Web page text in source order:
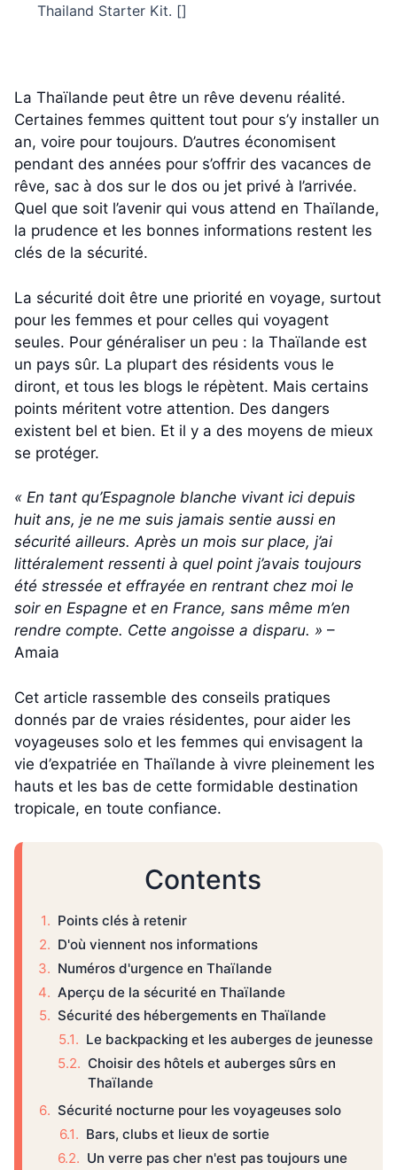
Thailand Starter Kit. []
La Thaïlande peut être un rêve devenu réalité.
Certaines femmes quittent tout pour s’y installer un
an, voire pour toujours. D’autres économisent
pendant des années pour s’offrir des vacances de
rêve, sac à dos sur le dos ou jet privé à l’arrivée.
Quel que soit l’avenir qui vous attend en Thaïlande,
la prudence et les bonnes informations restent les
clés de la sécurité.
La sécurité doit être une priorité en voyage, surtout
pour les femmes et pour celles qui voyagent
seules. Pour généraliser un peu : la Thaïlande est
un pays sûr. La plupart des résidents vous le
diront, et tous les blogs le répètent. Mais certains
points méritent votre attention. Des dangers
existent bel et bien. Et il y a des moyens de mieux
se protéger.
« En tant qu’Espagnole blanche vivant ici depuis
huit ans, je ne me suis jamais sentie aussi en
sécurité ailleurs. Après un mois sur place, j’ai
littéralement ressenti à quel point j’avais toujours
été stressée et effrayée en rentrant chez moi le
soir en Espagne et en France, sans même m’en
rendre compte. Cette angoisse a disparu. » –
Amaia
Cet article rassemble des conseils pratiques
donnés par de vraies résidentes, pour aider les
voyageuses solo et les femmes qui envisagent la
vie d’expatriée en Thaïlande à vivre pleinement les
hauts et les bas de cette formidable destination
tropicale, en toute confiance.
Contents
Points clés à retenir
D'où viennent nos informations
Numéros d'urgence en Thaïlande
Aperçu de la sécurité en Thaïlande
Sécurité des hébergements en Thaïlande
Le backpacking et les auberges de jeunesse
Choisir des hôtels et auberges sûrs en
Thaïlande
Sécurité nocturne pour les voyageuses solo
Bars, clubs et lieux de sortie
Un verre pas cher n'est pas toujours une